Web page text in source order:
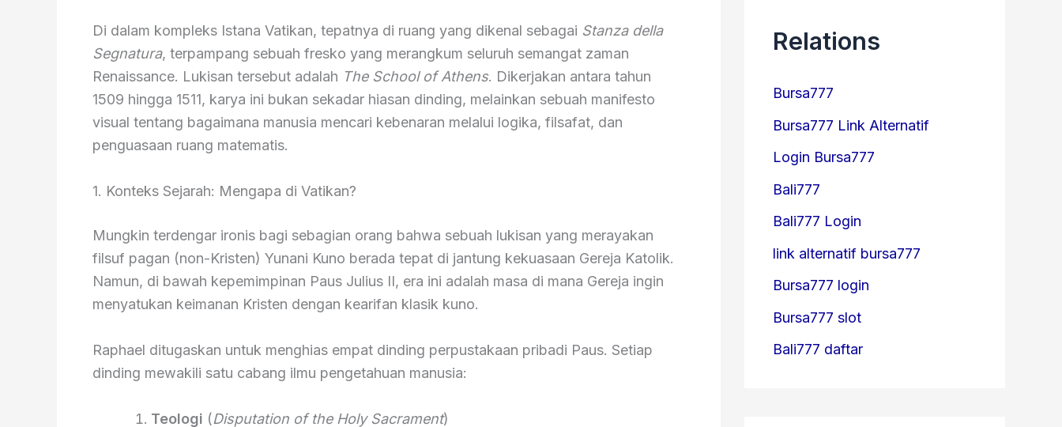
Di dalam kompleks Istana Vatikan, tepatnya di ruang yang dikenal sebagai Stanza della
Segnatura, terpampang sebuah fresko yang merangkum seluruh semangat zaman
Renaissance. Lukisan tersebut adalah The School of Athens. Dikerjakan antara tahun
1509 hingga 1511, karya ini bukan sekadar hiasan dinding, melainkan sebuah manifesto
visual tentang bagaimana manusia mencari kebenaran melalui logika, filsafat, dan
penguasaan ruang matematis.
1. Konteks Sejarah: Mengapa di Vatikan?
Mungkin terdengar ironis bagi sebagian orang bahwa sebuah lukisan yang merayakan
filsuf pagan (non-Kristen) Yunani Kuno berada tepat di jantung kekuasaan Gereja Katolik.
Namun, di bawah kepemimpinan Paus Julius II, era ini adalah masa di mana Gereja ingin
menyatukan keimanan Kristen dengan kearifan klasik kuno.
Raphael ditugaskan untuk menghias empat dinding perpustakaan pribadi Paus. Setiap
dinding mewakili satu cabang ilmu pengetahuan manusia:
Teologi (Disputation of the Holy Sacrament)
Relations
Bursa777
Bursa777 Link Alternatif
Login Bursa777
Bali777
Bali777 Login
link alternatif bursa777
Bursa777 login
Bursa777 slot
Bali777 daftar